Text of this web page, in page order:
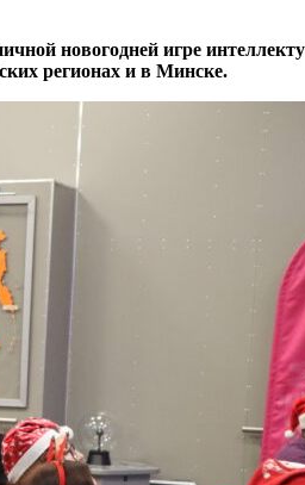
новогодней игре
регионах и в Минске.